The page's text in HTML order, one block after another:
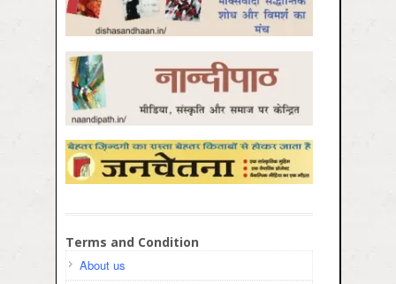
Terms and Condition
About us